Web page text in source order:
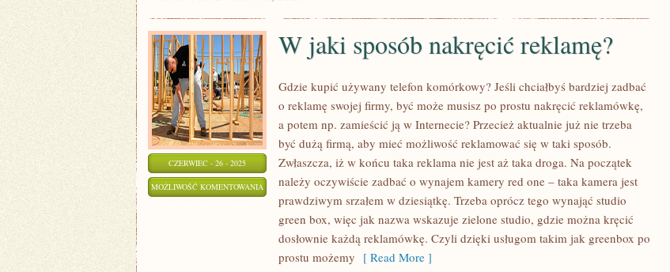
CZERWIEC - 26 - 2025
MOŻLIWOŚĆ KOMENTOWANIA
SPOSÓB
NAKRĘCIĆ
REKLAMĘ?
W jaki sposób nakręcić reklamę?
Gdzie kupić używany telefon komórkowy? Jeśli chciałbyś bardziej zadbać
o reklamę swojej firmy, być może musisz po prostu nakręcić reklamówkę,
a potem np. zamieścić ją w Internecie? Przecież aktualnie już nie trzeba
być dużą firmą, aby mieć możliwość reklamować się w taki sposób.
Zwłaszcza, iż w końcu taka reklama nie jest aż taka droga. Na początek
należy oczywiście zadbać o wynajem kamery red one – taka kamera jest
prawdziwym srzałem w dziesiątkę. Trzeba oprócz tego wynająć studio
green box, więc jak nazwa wskazuje zielone studio, gdzie można kręcić
dosłownie każdą reklamówkę. Czyli dzięki usługom takim jak greenbox po
prostu możemy [ Read More ]